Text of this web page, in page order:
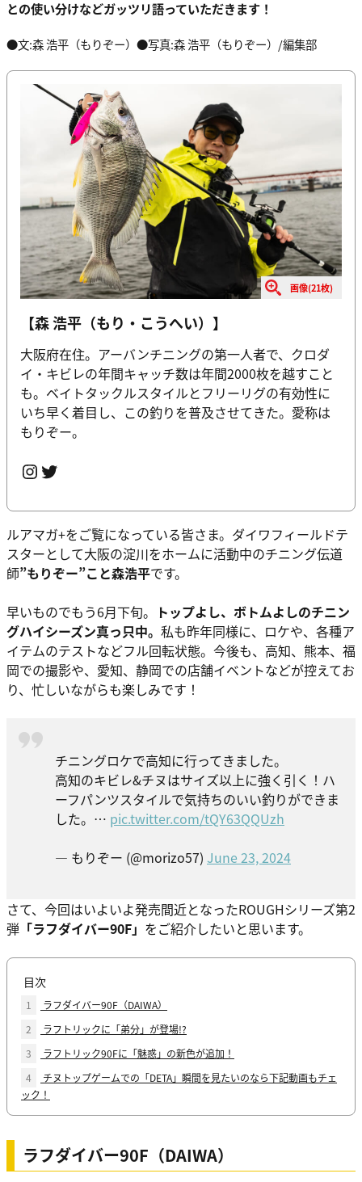
との使い分けなどガッツリ語っていただきます！
●文:森 浩平（もりぞー）●写真:森 浩平（もりぞー）/編集部
画像(21枚)
【森 浩平（もり・こうへい）】
大阪府在住。アーバンチニングの第一人者で、クロダ
イ・キビレの年間キャッチ数は年間2000枚を越すこと
も。ベイトタックルスタイルとフリーリグの有効性に
いち早く着目し、この釣りを普及させてきた。愛称は
もりぞー。
InstagramTwitter
ルアマガ+をご覧になっている皆さま。ダイワフィールドテ
スターとして大阪の淀川をホームに活動中のチニング伝道
師”もりぞー”こと森浩平です。
早いものでもう6月下旬。
トップよし、ボトムよしのチニン
グハイシーズン真っ只中。 私も昨年同様に、ロケや、各種ア
イテムのテストなどフル回転状態。今後も、高知、熊本、福
岡での撮影や、愛知、静岡での店舗イベントなどが控えてお
り、忙しいながらも楽しみです！
チニングロケで高知に行ってきました。
高知のキビレ&チヌはサイズ以上に強く引く！ハ
ーフパンツスタイルで気持ちのいい釣りができま
した。… pic.twitter.com/tQY63QQUzh
— もりぞー (@morizo57) June 23, 2024
さて、今回はいよいよ発売間近となったROUGHシリーズ第2
弾 「ラフダイバー90F」 をご紹介したいと思います。
目次
1
ラフダイバー90F（DAIWA）
2
ラフトリックに「弟分」が登場!?
3
ラフトリック90Fに「魅惑」の新色が追加！
4
チヌトップゲームでの「DETA」瞬間を見たいのなら下記動画もチェ
ック！
ラフダイバー90F（DAIWA）